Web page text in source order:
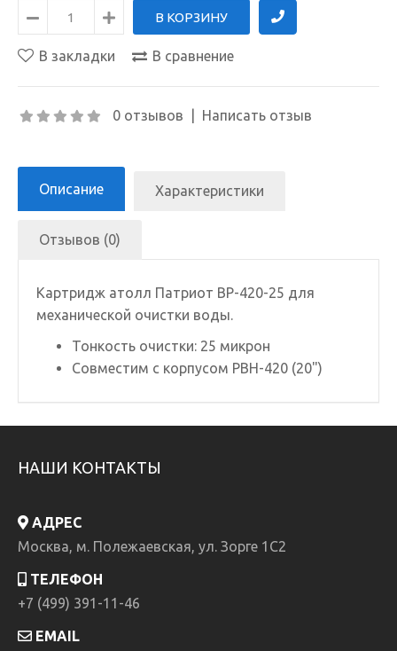
В закладки В сравнение
0 отзывов Написать отзыв
Описание Характеристики
Отзывов (0)
Картридж атолл Патриот BP-420-25 для
механической очистки воды.
Тонкость очистки: 25 микрон
Совместим с корпусом PBH-420 (20")
НАШИ КОНТАКТЫ
АДРЕС
Москва, м. Полежаевская, ул. Зорге 1C2
ТЕЛЕФОН
+7 (499) 391-11-46
EMAIL